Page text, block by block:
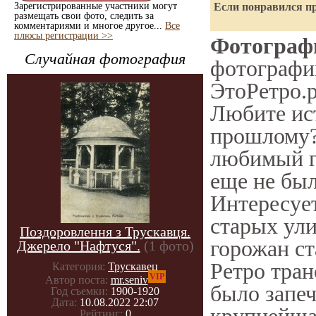
Зарегистрированные участники могут
размещать свои фото, следить за
комментариями и многое другое... Все
плюсы регистрации >>
Случайная фотография
Поздоровлення з Трускавця.
Джерело "Нафтуся". (1 фото)
Категория: Трускавец
Автор поста: mr.senivVIP
Год съемки: 1900-1920
Дата: 10.08.2022 22:07
Если понравился
Любите
любимый
еще не
старых
горожан
Ретро
было